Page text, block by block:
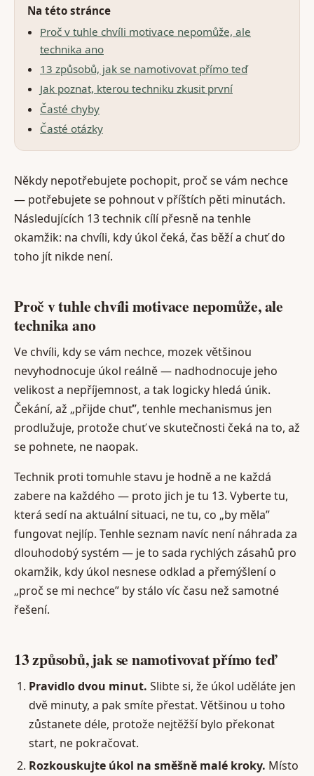
Na této stránce
Proč v tuhle chvíli motivace nepomůže, ale
technika ano
13 způsobů, jak se namotivovat přímo teď
Jak poznat, kterou techniku zkusit první
Časté chyby
Časté otázky
Někdy nepotřebujete pochopit, proč se vám nechce
— potřebujete se pohnout v příštích pěti minutách.
Následujících 13 technik cílí přesně na tenhle
okamžik: na chvíli, kdy úkol čeká, čas běží a chuť do
toho jít nikde není.
Proč v tuhle chvíli motivace nepomůže, ale
technika ano
Ve chvíli, kdy se vám nechce, mozek většinou
nevyhodnocuje úkol reálně — nadhodnocuje jeho
velikost a nepříjemnost, a tak logicky hledá únik.
Čekání, až „přijde chuť”, tenhle mechanismus jen
prodlužuje, protože chuť ve skutečnosti čeká na to, až
se pohnete, ne naopak.
Technik proti tomuhle stavu je hodně a ne každá
zabere na každého — proto jich je tu 13. Vyberte tu,
která sedí na aktuální situaci, ne tu, co „by měla”
fungovat nejlíp. Tenhle seznam navíc není náhrada za
dlouhodobý systém — je to sada rychlých zásahů pro
okamžik, kdy úkol nesnese odklad a přemýšlení o
„proč se mi nechce” by stálo víc času než samotné
řešení.
13 způsobů, jak se namotivovat přímo teď
Pravidlo dvou minut. Slibte si, že úkol uděláte jen
dvě minuty, a pak smíte přestat. Většinou u toho
zůstanete déle, protože nejtěžší bylo překonat
start, ne pokračovat.
Rozkouskujte úkol na směšně malé kroky. Místo